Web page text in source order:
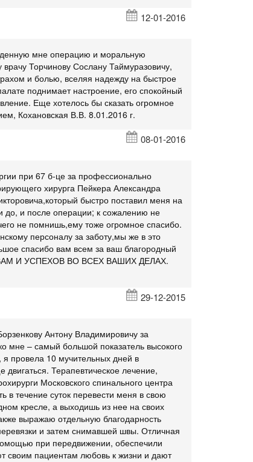
12-01-2016
мне операцию и моральную
Торчинову Сослану Таймуразовичу,
и болью, вселяя надежду на быстрое
поднимает настроение, его спокойный
Еще хотелось бы сказать огромное
Кохановская В.В. 8.01.2016 г.
08-01-2016
при 67 б-це за профессионально
хирурга Пейкера Александра
быстро поставил меня на
до, и после операции; к сожалению не
не помнишь,ему тоже огромное спасибо.
персоналу за заботу,мы же в это
спасибо вам всем за ваш благородный
И УСПЕХОВ ВО ВСЕХ ВАШИХ ДЕЛАХ.
29-12-2015
Антону Владимировичу за
мне – самый большой показатель высокого
провела 10 мучительных дней в
Терапевтическое лечение,
Московского спинального центра
в течение суток перевести меня в свою
кресле, а выходишь из нее на своих
выражаю отдельную благодарность
и затем снимавшей швы. Отличная
при передвижении, обеспечили
своим пациентам любовь к жизни и дают